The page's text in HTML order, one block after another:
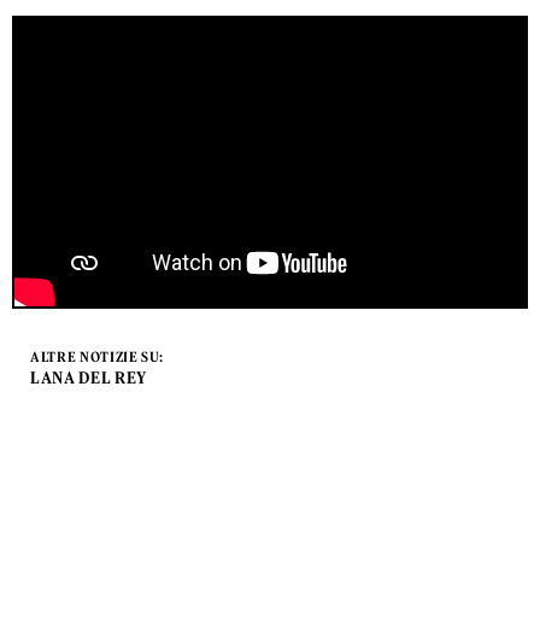
ALTRE NOTIZIE SU:
LANA DEL REY